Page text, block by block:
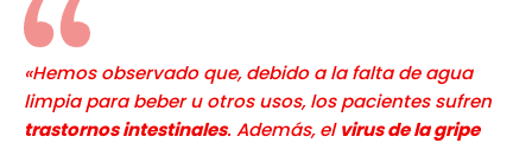
«Hemos observado que, debido a la falta de agua
limpia para beber u otros usos, los pacientes sufren
trastornos intestinales. Además, elvirus de la gripe